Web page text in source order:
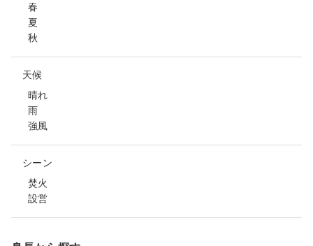
春
夏
秋
天候
晴れ
雨
強風
シーン
焚火
設営